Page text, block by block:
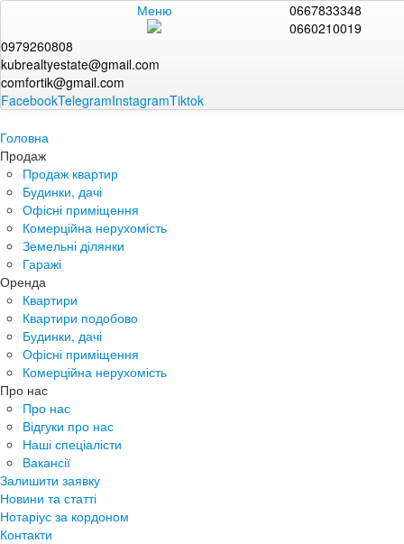
Меню
0667833348
0660210019
0979260808
kubrealtyestate@gmail.com
comfortik@gmail.com
FacebookTelegramInstagramTiktok
Головна
Продаж
Продаж квартир
Будинки, дачі
Офісні приміщення
Комерційна нерухомість
Земельні ділянки
Гаражі
Оренда
Квартири
Квартири подобово
Будинки, дачі
Офісні приміщення
Комерційна нерухомість
Про нас
Про нас
Відгуки про нас
Наші спеціалісти
Вакансії
Залишити заявку
Новини та статті
Нотаріус за кордоном
Контакти